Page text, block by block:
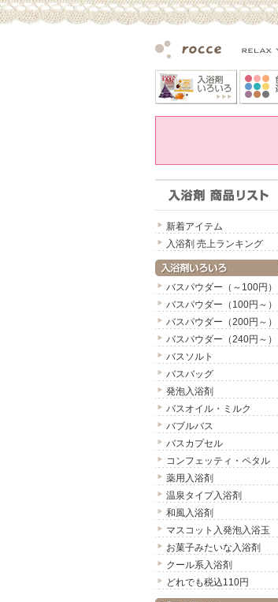
新着アイテム
入浴剤 売上ランキング
バスパウダー（～100円）
バスパウダー（100円～）
バスパウダー（200円～）
バスパウダー（240円～）
バスソルト
バスバッグ
発泡入浴剤
バスオイル・ミルク
バブルバス
バスカプセル
コンフェッティ・ペタル
薬用入浴剤
温泉タイプ入浴剤
和風入浴剤
マスコット入発泡入浴玉
お菓子みたいな入浴剤
クール系入浴剤
どれでも税込110円